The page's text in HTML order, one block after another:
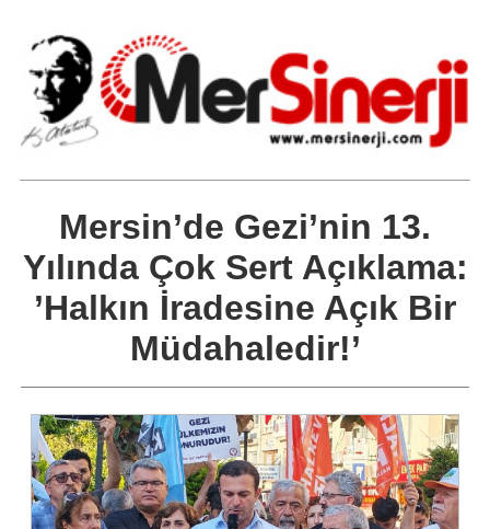
Mersin’de Gezi’nin 13.
Yılında Çok Sert Açıklama:
’Halkın İradesine Açık Bir
Müdahaledir!’